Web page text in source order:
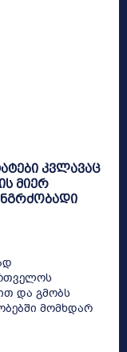
კვლავაც
მიერ
და გმობს
მომხდარ